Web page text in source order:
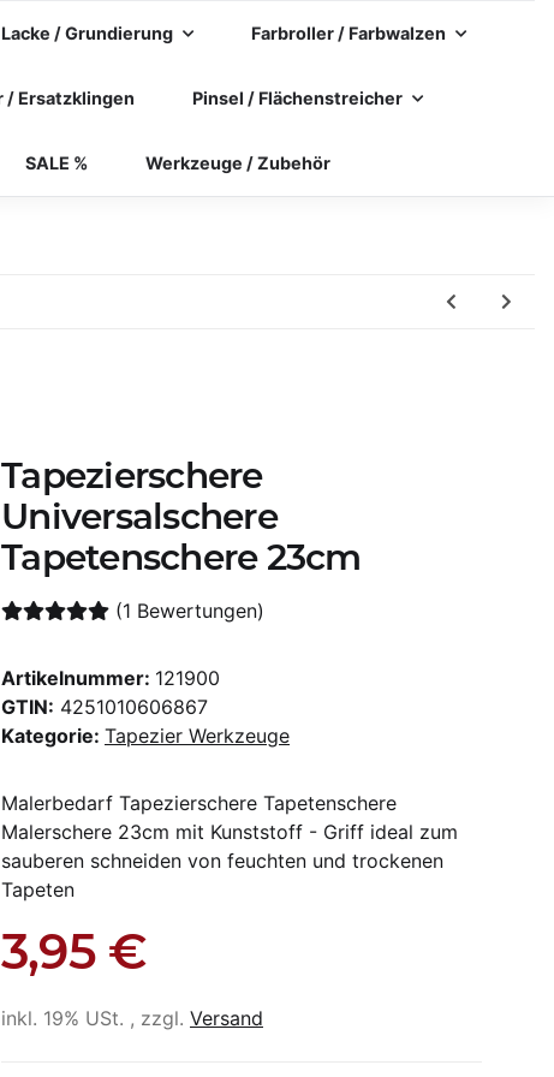
/ Grundierung Farbroller / Farbwalzen
/ Ersatzklingen Pinsel / Flächenstreicher
SALE % Werkzeuge / Zubehör
Tapezierschere
Universalschere
Tapetenschere 23cm
(1 Bewertungen)
Artikelnummer: 121900
GTIN: 4251010606867
Kategorie: Tapezier Werkzeuge
Malerbedarf Tapezierschere Tapetenschere
Malerschere 23cm mit Kunststoff - Griff ideal zum
sauberen schneiden von feuchten und trockenen
Tapeten
3,95 €
inkl. 19% USt. , zzgl. Versand